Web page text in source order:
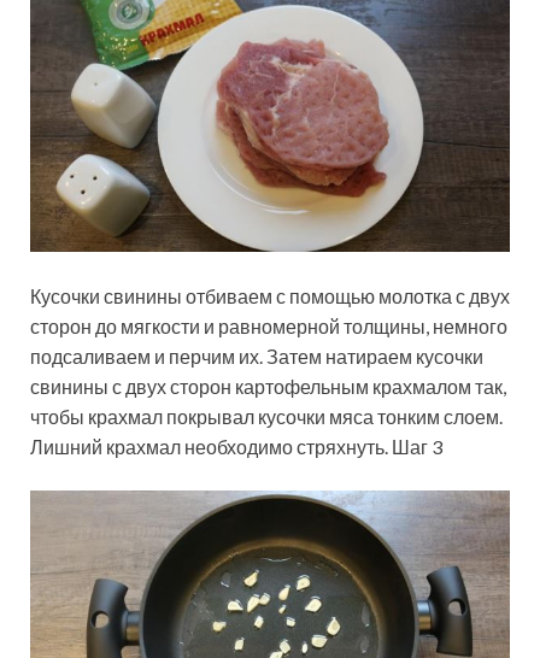
Кусочки свинины отбиваем с помощью молотка с двух
сторон до мягкости и равномерной толщины, немного
подсаливаем и перчим их. Затем натираем кусочки
свинины с двух сторон картофельным крахмалом так,
чтобы крахмал покрывал кусочки мяса тонким слоем.
Лишний крахмал необходимо стряхнуть. Шаг 3